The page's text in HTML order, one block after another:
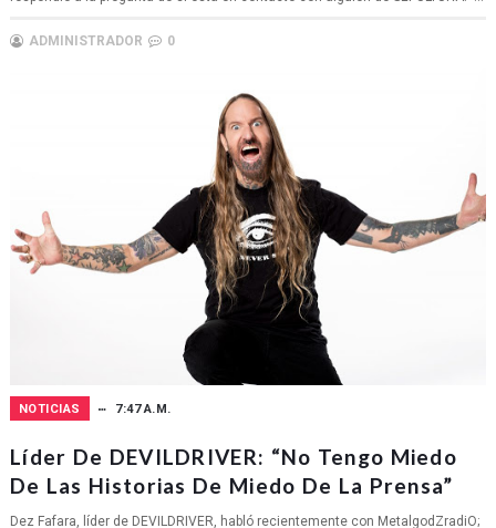
ADMINISTRADOR 0
NOTICIAS 7:47 A.M.
Líder De DEVILDRIVER: “No Tengo Miedo
De Las Historias De Miedo De La Prensa”
Dez Fafara, líder de DEVILDRIVER, habló recientemente con MetalgodZradiO;